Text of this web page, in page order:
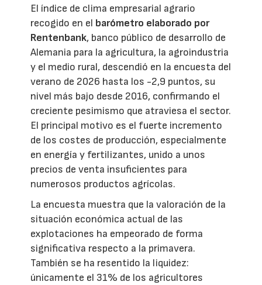
El índice de clima empresarial agrario
recogido en el barómetro elaborado por
Rentenbank, banco público de desarrollo de
Alemania para la agricultura, la agroindustria
y el medio rural, descendió en la encuesta del
verano de 2026 hasta los -2,9 puntos, su
nivel más bajo desde 2016, confirmando el
creciente pesimismo que atraviesa el sector.
El principal motivo es el fuerte incremento
de los costes de producción, especialmente
en energía y fertilizantes, unido a unos
precios de venta insuficientes para
numerosos productos agrícolas.
La encuesta muestra que la valoración de la
situación económica actual de las
explotaciones ha empeorado de forma
significativa respecto a la primavera.
También se ha resentido la liquidez:
únicamente el 31% de los agricultores